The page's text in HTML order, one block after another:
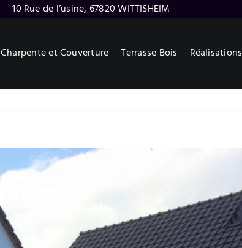
10 Rue de l’usine, 67820 WITTISHEIM
Charpente et Couverture Terrasse Bois Réalisations